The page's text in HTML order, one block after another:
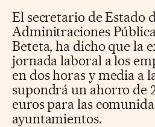
El secretario de Estado
Adminitraciones
Beteta, ha dicho que la
jornada laboral a los
en dos horas y media a
supondrá un ahorro de
euros para las
ayuntamientos.